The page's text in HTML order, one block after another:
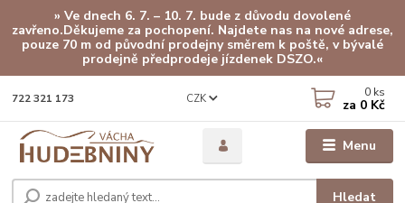
» Ve dnech 6. 7. – 10. 7. bude z důvodu dovolené
zavřeno.Děkujeme za pochopení. Najdete nas na nové adrese,
pouze 70 m od původní prodejny směrem k poště, v bývalé
prodejně předprodeje jízdenek DSZO.«
Menu
CZK
Hledat
722 321 173 0 ks
za 0 Kč